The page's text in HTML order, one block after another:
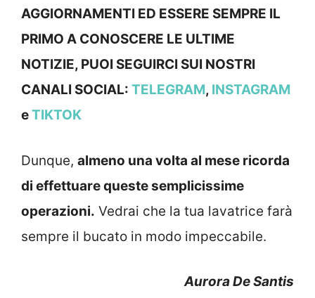
AGGIORNAMENTI ED ESSERE SEMPRE IL
PRIMO A CONOSCERE LE ULTIME
NOTIZIE, PUOI SEGUIRCI SUI NOSTRI
CANALI SOCIAL: TELEGRAM, INSTAGRAM
eTIKTOK
Dunque, almeno una volta al mese ricorda
di effettuare queste semplicissime
operazioni. Vedrai che la tua lavatrice farà
sempre il bucato in modo impeccabile.
Aurora De Santis